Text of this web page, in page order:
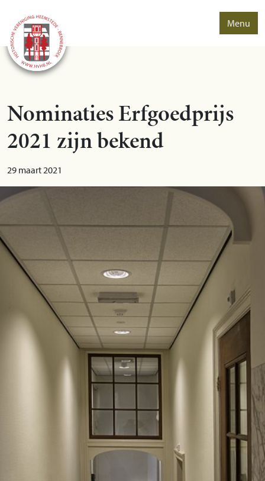
Menu
Nominaties Erfgoedprijs
2021 zijn bekend
29 maart 2021